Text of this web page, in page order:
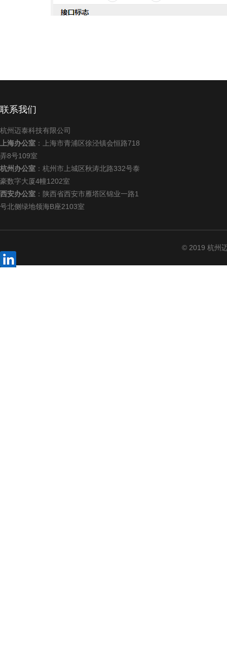
联系我们
杭州迈泰科技有限公司
上海办公室 ：上海市青浦区徐泾镇会恒路718
弄8号109室
杭州办公室 ：杭州市上城区秋涛北路332号泰
豪数字大厦4幢1202室
西安办公室 ：陕西省西安市雁塔区锦业一路1
号北侧绿地领海B座2103室
© 2019 杭州